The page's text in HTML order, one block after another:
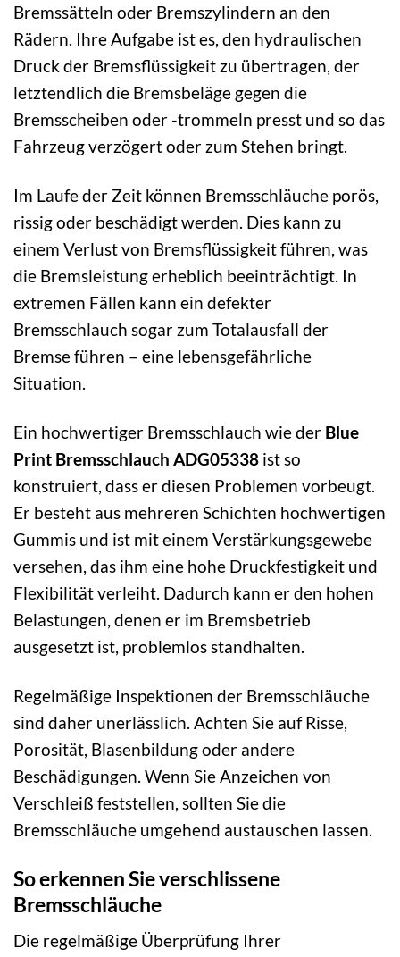
Bremssätteln oder Bremszylindern an den
Rädern. Ihre Aufgabe ist es, den hydraulischen
Druck der Bremsflüssigkeit zu übertragen, der
letztendlich die Bremsbeläge gegen die
Bremsscheiben oder -trommeln presst und so das
Fahrzeug verzögert oder zum Stehen bringt.
Im Laufe der Zeit können Bremsschläuche porös,
rissig oder beschädigt werden. Dies kann zu
einem Verlust von Bremsflüssigkeit führen, was
die Bremsleistung erheblich beeinträchtigt. In
extremen Fällen kann ein defekter
Bremsschlauch sogar zum Totalausfall der
Bremse führen – eine lebensgefährliche
Situation.
Ein hochwertiger Bremsschlauch wie der Blue
Print Bremsschlauch ADG05338 ist so
konstruiert, dass er diesen Problemen vorbeugt.
Er besteht aus mehreren Schichten hochwertigen
Gummis und ist mit einem Verstärkungsgewebe
versehen, das ihm eine hohe Druckfestigkeit und
Flexibilität verleiht. Dadurch kann er den hohen
Belastungen, denen er im Bremsbetrieb
ausgesetzt ist, problemlos standhalten.
Regelmäßige Inspektionen der Bremsschläuche
sind daher unerlässlich. Achten Sie auf Risse,
Porosität, Blasenbildung oder andere
Beschädigungen. Wenn Sie Anzeichen von
Verschleiß feststellen, sollten Sie die
Bremsschläuche umgehend austauschen lassen.
So erkennen Sie verschlissene
Bremsschläuche
Die regelmäßige Überprüfung Ihrer